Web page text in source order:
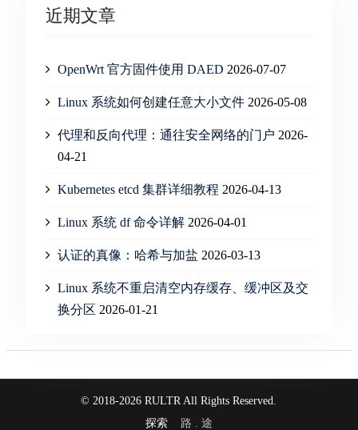
近期文章
OpenWrt 官方固件使用 DAED 2026-07-07
Linux 系统如何创建任意大小文件 2026-05-08
代理和反向代理：通往安全网络的门户 2026-
04-21
Kubernetes etcd 集群详细教程 2026-04-13
Linux 系统 df 命令详解 2026-04-01
认证的真像：哈希与加盐 2026-03-13
Linux 系统不重启清空内存缓存、缓冲区及交
换分区 2026-01-21
© 2018-2026 RULTR All Rights Reserved.
探索 路 . 途